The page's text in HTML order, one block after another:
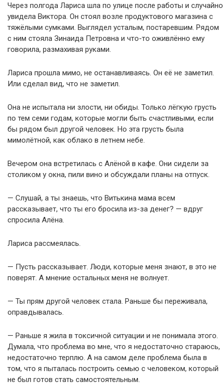
Через полгода Лариса шла по улице после работы и случайно
увидела Виктора. Он стоял возле продуктового магазина с
тяжёлыми сумками. Выглядел усталым, постаревшим. Рядом
с ним стояла Зинаида Петровна и что-то оживлённо ему
говорила, размахивая руками.
Лариса прошла мимо, не останавливаясь. Он её не заметил.
Или сделал вид, что не заметил.
Она не испытала ни злости, ни обиды. Только лёгкую грусть
по тем семи годам, которые могли быть счастливыми, если
бы рядом был другой человек. Но эта грусть была
мимолётной, как облако в летнем небе.
Вечером она встретилась с Алёной в кафе. Они сидели за
столиком у окна, пили вино и обсуждали планы на отпуск.
— Слушай, а ты знаешь, что Витькина мама всем
рассказывает, что ты его бросила из-за денег? — вдруг
спросила Алёна.
Лариса рассмеялась.
— Пусть рассказывает. Люди, которые меня знают, в это не
поверят. А мнение остальных меня не волнует.
— Ты прям другой человек стала. Раньше бы переживала,
оправдывалась.
— Раньше я жила в токсичной ситуации и не понимала этого.
Думала, что проблема во мне, что я недостаточно стараюсь,
недостаточно терплю. А на самом деле проблема была в
том, что я пыталась построить семью с человеком, который
не был готов стать самостоятельным.